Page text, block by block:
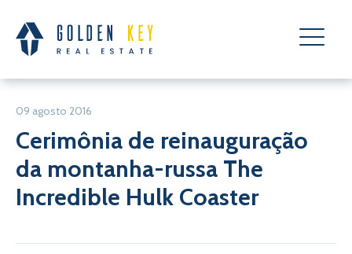
09 agosto 2016
Cerimônia de reinauguração
da montanha-russa The
Incredible Hulk Coaster